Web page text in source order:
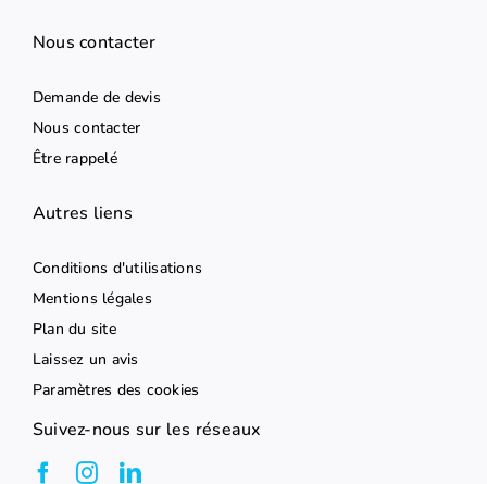
Nous contacter
Demande de devis
Nous contacter
Être rappelé
Autres liens
Conditions d'utilisations
Mentions légales
Plan du site
Laissez un avis
Paramètres des cookies
Suivez-nous sur les réseaux